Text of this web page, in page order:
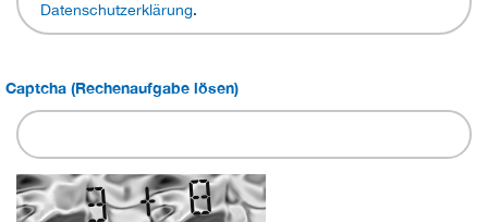
Datenschutzerklärung.
Captcha (Rechenaufgabe lösen)